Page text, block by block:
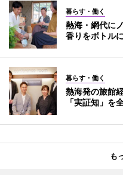
暮らす・働く
熱海・網代に
香りをボトルに
暮らす・働く
熱海発の旅館
「実証知」を
も